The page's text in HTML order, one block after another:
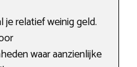
relatief weinig geld.
waar aanzienlijke